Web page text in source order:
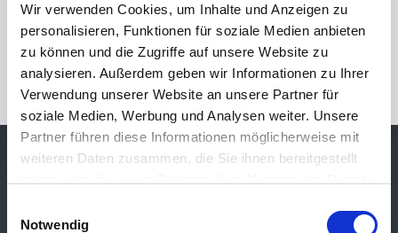
Wir verwenden Cookies, um Inhalte und Anzeigen zu
personalisieren, Funktionen für soziale Medien anbieten
zu können und die Zugriffe auf unsere Website zu
analysieren. Außerdem geben wir Informationen zu Ihrer
Verwendung unserer Website an unsere Partner für
soziale Medien, Werbung und Analysen weiter. Unsere
Partner führen diese Informationen möglicherweise mit
weiteren Daten zusammen, die Sie ihnen bereitgestellt
Notwendig
1 Ergebnisse Neueste zuerst
Dietel, Steinel & Kollegen